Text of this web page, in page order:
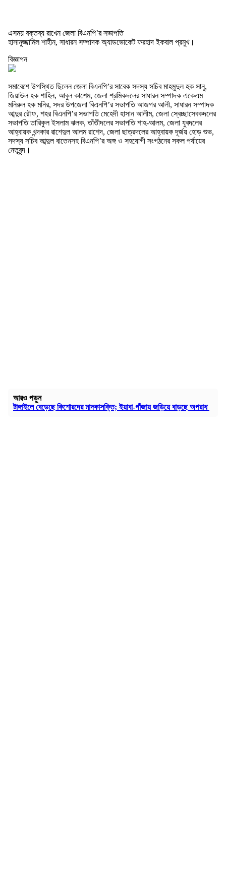
এসময় বক্তব্য রাখেন জেলা বিএনপি’র সভাপতি
হাসানুজ্জামিল শাহীন, সাধারন সম্পাদক অ্যাডভোকেট ফরহাদ ইকবাল প্রমুখ।
বিজ্ঞাপন
সমাবেশে উপস্থিত ছিলেন জেলা বিএনপি’র সাবেক সদস্য সচিব মাহমুদুল হক সানু,
জিয়াউল হক শাহিন, আবুল কাশেম, জেলা শ্রমিকদলের সাধারন সম্পাদক একেএম
মনিরুল হক মনির, সদর উপজেলা বিএনপি’র সভাপতি আজগর আলী, সাধারন সম্পাদক
আব্দুর রৌফ, শহর বিএনপি’র সভাপতি মেহেদী হাসান আলীম, জেলা স্বেচ্ছাসেবকদলের
সভাপতি তারিকুল ইসলাম ঝলক, তাঁতীদলের সভাপতি শাহ-আলম, জেলা যুবদলের
আহ্বায়ক খন্দকার রাশেদুল আলম রাশেদ, জেলা ছাত্রদলের আহ্বায়ক দূর্জয় হোড় শুভ,
সদস্য সচিব আব্দুল বাতেনসহ বিএনপি’র অঙ্গ ও সহযোগী সংগঠনের সকল পর্যায়ের
নেতৃবৃন্দ।
আরও পড়ুন
টাঙ্গাইলে বেড়েছে কিশোরদের মাদকাসক্তি; ইয়াবা-গাঁজায় জড়িয়ে বাড়ছে অপরাধ